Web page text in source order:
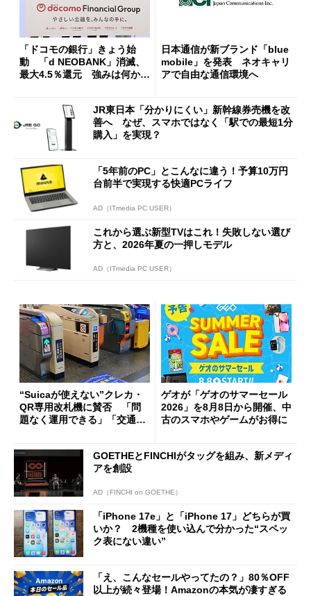
「ドコモの銀行」きょう始
動 「d NEOBANK」消滅、
最大4.5％還元 強みは何か解
日本通信が新ブランド「blue
mobile」を発表 ネオキャリ
アで自由な通信環境へ
JR東日本「分かりにくい」新幹線券売機を改
善へ なぜ、スマホではなく「駅での最短1分
購入」を実現？
「5年前のPC」とこんなに違う！予算10万円
台前半で実現する快適PCライフ
AD（ITmedia PC USER）
これから選ぶ新型TVはこれ！失敗しない選び
方と、2026年夏の一押しモデル
AD（ITmedia PC USER）
“Suicaが使えない”クレカ・
QR専用改札機に賛否 「問
題なく運用できる」「交通系I
ゲオが「ゲオのサマーセール
2026」を8月8日から開催、中
古のスマホやゲームがお得に
GOETHEとFINCHIがタッグを組み、新メディ
アを創設
AD（FINCHI on GOETHE）
「iPhone 17e」と「iPhone 17」どちらが買
いか？ 2機種を使い込んで分かった“スペッ
ク表にない違い”
「え、こんなセールやってたの？」80％OFF
以上が続々登場！Amazonの本気が凄すぎる